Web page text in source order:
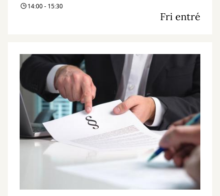
14:00 - 15:30
Fri entré